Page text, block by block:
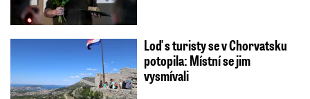
Loď s turisty se v Chorvatsku
potopila: Místní se jim
vysmívali